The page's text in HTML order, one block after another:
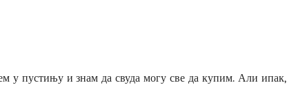
у пустињу и знам да свуда могу све да купим. Али ипак,